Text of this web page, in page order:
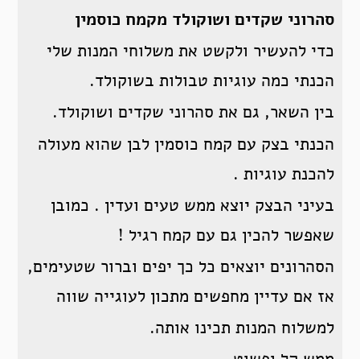
סהרוני שקדים ושוקולד מקמח כוסמין
כדי להעשיר ולקשט את משלוחי המנות שלי
הכנתי כמה עוגיות טבולות בשוקולד.
בין השאר, גם את סהרוני שקדים ושוקולד.
הכנתי בצק עם קמח כוסמין לבן שהוא מעולה
להכנת עוגיות .
בעיני הבצק יוצא ממש טעים ועדין . כמובן
שאפשר להכין גם עם קמח רגיל !
הסהרונים יוצאים כל כך יפים וברור שטעימים,
אז אם עדיין מחפשים מתכון לעוגייה שווה
למשלוח המנות תכינו אותה.